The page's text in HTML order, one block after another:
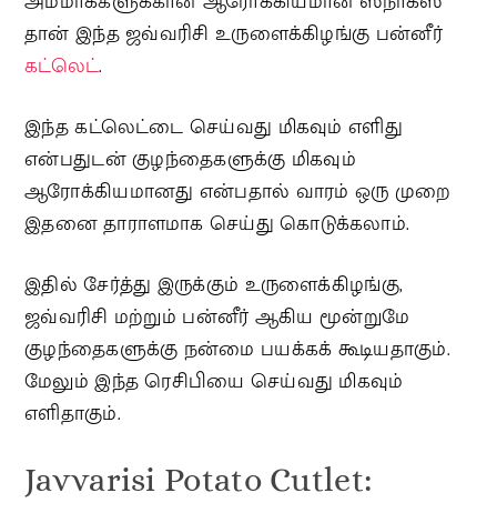
தான் இந்த ஜவ்வரிசி உருளைக்கிழங்கு பன்னீர்
கட்லெட்.
இந்த கட்லெட்டை செய்வது மிகவும் எளிது
என்பதுடன் குழந்தைகளுக்கு மிகவும்
ஆரோக்கியமானது என்பதால் வாரம் ஒரு முறை
இதனை தாராளமாக செய்து கொடுக்கலாம்.
இதில் சேர்த்து இருக்கும் உருளைக்கிழங்கு,
ஜவ்வரிசி மற்றும் பன்னீர் ஆகிய மூன்றுமே
குழந்தைகளுக்கு நன்மை பயக்கக் கூடியதாகும்.
மேலும் இந்த ரெசிபியை செய்வது மிகவும்
எளிதாகும்.
Javvarisi Potato Cutlet: